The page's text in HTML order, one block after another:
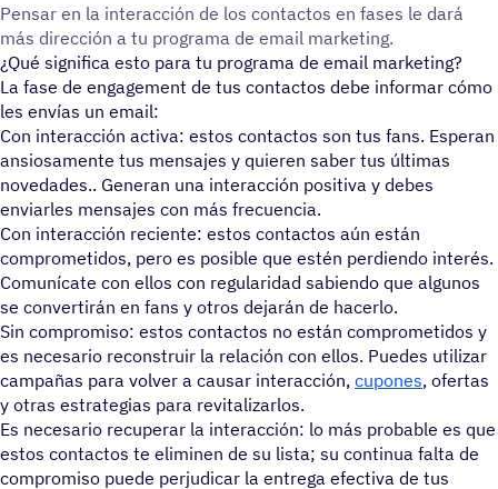
Pensar en la inter­ac­ción de los contac­tos en fases le dar
más direc­ción a tu programa de email marketing.
¿Qué significa esto para tu programa de email marketing?
La fase de engagement de tus contactos debe informar cómo
les envías un email:
Con interacción activa: estos contactos son tus fans. Esperan
ansiosamente tus mensajes y quieren saber tus últimas
novedades.. Generan una interacción positiva y debes
enviarles mensajes con más frecuencia.
Con interacción reciente: estos contactos aún están
comprometidos, pero es posible que estén perdiendo interés.
Comunícate con ellos con regularidad sabiendo que algunos
se convertirán en fans y otros dejarán de hacerlo.
Sin compromiso: estos contactos no están comprometidos y
es necesario reconstruir la relación con ellos. Puedes utilizar
campañas para volver a causar interacción, cupones, ofertas
y otras estrategias para revitalizarlos.
Es necesario recuperar la interacción: lo más probable es que
estos contactos te eliminen de su lista; su continua falta de
compromiso puede perjudicar la entrega efectiva de tus